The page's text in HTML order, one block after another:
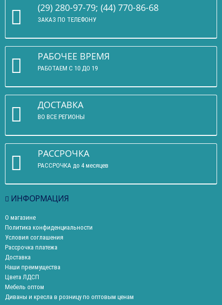
(29) 280-97-79; (44) 770-86-68
ЗАКАЗ ПО ТЕЛЕФОНУ
РАБОЧЕЕ ВРЕМЯ
РАБОТАЕМ С 10 ДО 19
ДОСТАВКА
ВО ВСЕ РЕГИОНЫ
РАССРОЧКА
РАССРОЧКА до 4 месяцев
ИНФОРМАЦИЯ
О магазине
Политика конфиденциальности
Условия соглашения
Рассрочка платежа
Доставка
Наши преимущества
Цвета ЛДСП
Мебель оптом
Диваны и кресла в розницу по оптовым ценам